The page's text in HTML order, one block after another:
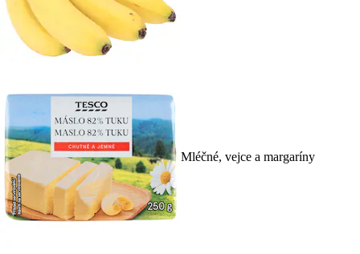
Mléčné, vejce a margaríny